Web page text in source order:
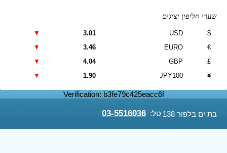
בת ים בלפור 138 טל: 03-5516036
שערי חליפין יציגים
$
USD
3.01
▼
€
EURO
3.46
▼
£
GBP
4.04
▼
¥
JPY100
1.90
▼
Verification: b3fe79c425eacc6f